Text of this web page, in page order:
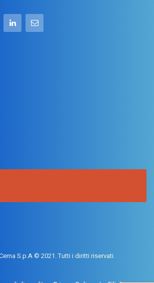
S.p.A © 2021. Tutti i diritti riservati.